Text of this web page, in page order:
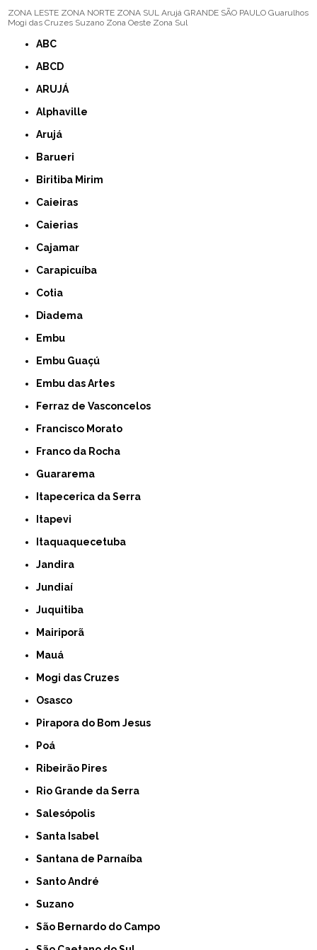
ZONA LESTE ZONA NORTE ZONA SUL Arujá GRANDE SÃO PAULO Guarulhos
Mogi das Cruzes Suzano Zona Oeste Zona Sul
ABC
ABCD
ARUJÁ
Alphaville
Arujá
Barueri
Biritiba Mirim
Caieiras
Caierias
Cajamar
Carapicuíba
Cotia
Diadema
Embu
Embu Guaçú
Embu das Artes
Ferraz de Vasconcelos
Francisco Morato
Franco da Rocha
Guararema
Itapecerica da Serra
Itapevi
Itaquaquecetuba
Jandira
Jundiaí
Juquitiba
Mairiporã
Mauá
Mogi das Cruzes
Osasco
Pirapora do Bom Jesus
Poá
Ribeirão Pires
Rio Grande da Serra
Salesópolis
Santa Isabel
Santana de Parnaíba
Santo André
Suzano
São Bernardo do Campo